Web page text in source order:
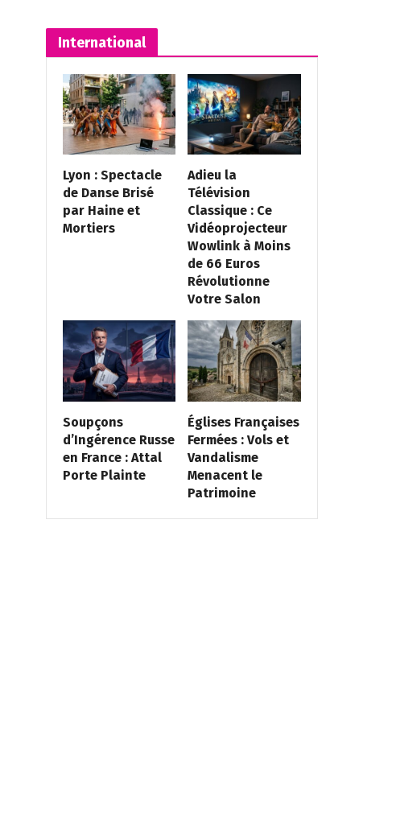
International
Lyon : Spectacle
de Danse Brisé
par Haine et
Mortiers
Adieu la
Télévision
Classique : Ce
Vidéoprojecteur
Wowlink à Moins
de 66 Euros
Révolutionne
Votre Salon
Soupçons
d’Ingérence Russe
en France : Attal
Porte Plainte
Églises Françaises
Fermées : Vols et
Vandalisme
Menacent le
Patrimoine